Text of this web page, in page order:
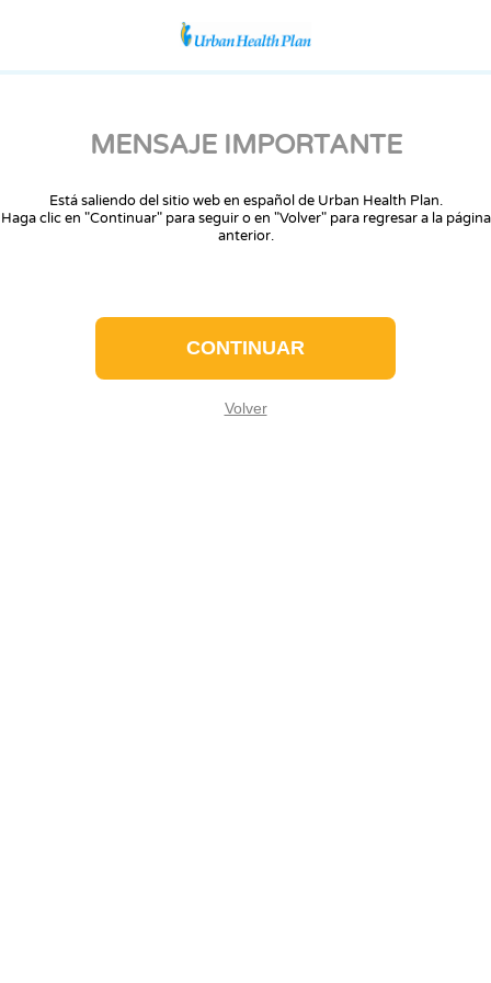
MENSAJE IMPORTANTE
Está saliendo del sitio web en español de Urban Health Plan.
Haga clic en "Continuar" para seguir o en "Volver" para regresar a la página
anterior.
CONTINUAR
Volver